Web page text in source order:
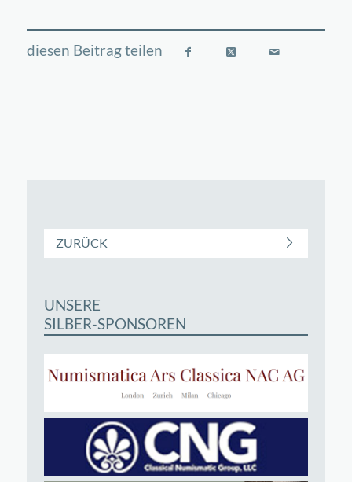
ZURÜCK
UNSERE
SILBER-SPONSOREN